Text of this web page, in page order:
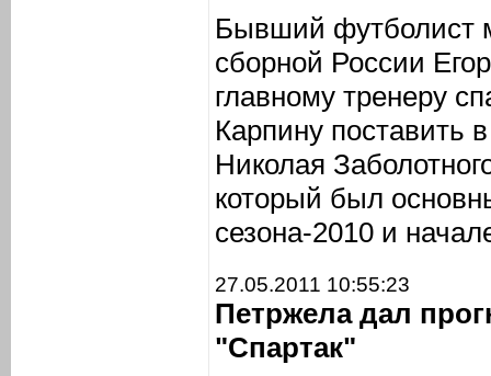
Бывший футболист
сборной России
главному тренеру
Карпину поставить
Николая
который был
сезона-2010 и
27.05.2011 10:55:23
Петржела дал
"Спартак"